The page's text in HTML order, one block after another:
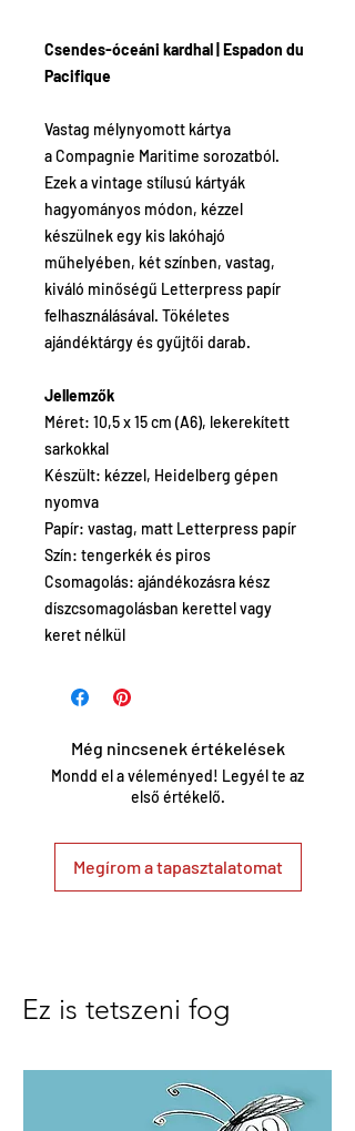
Csendes-óceáni kardhal | Espadon du
Pacifique
Vastag mélynyomott kártya
a Compagnie Maritime sorozatból.
Ezek a vintage stílusú kártyák
hagyományos módon, kézzel
készülnek egy kis lakóhajó
műhelyében, két színben, vastag,
kiváló minőségű Letterpress papír
felhasználásával. Tökéletes
ajándéktárgy és gyűjtői darab.
Jellemzők
Méret: 10,5 x 15 cm (A6), lekerekített
sarkokkal
Készült: kézzel, Heidelberg gépen
nyomva
Papír: vastag, matt Letterpress papír
Szín: tengerkék és piros
Csomagolás: ajándékozásra kész
díszcsomagolásban kerettel vagy
keret nélkül
Még nincsenek értékelések
Mondd el a véleményed! Legyél te az
első értékelő.
Megírom a tapasztalatomat
Ez is tetszeni fog